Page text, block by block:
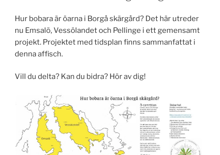
Hur bobara är öarna i Borgå skärgård? Det här utreder
nu Emsalö, Vessölandet och Pellinge i ett gemensamt
projekt. Projektet med tidsplan finns sammanfattat i
denna affisch.
Vill du delta? Kan du bidra? Hör av dig!